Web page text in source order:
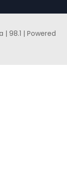
98.1 | Powered